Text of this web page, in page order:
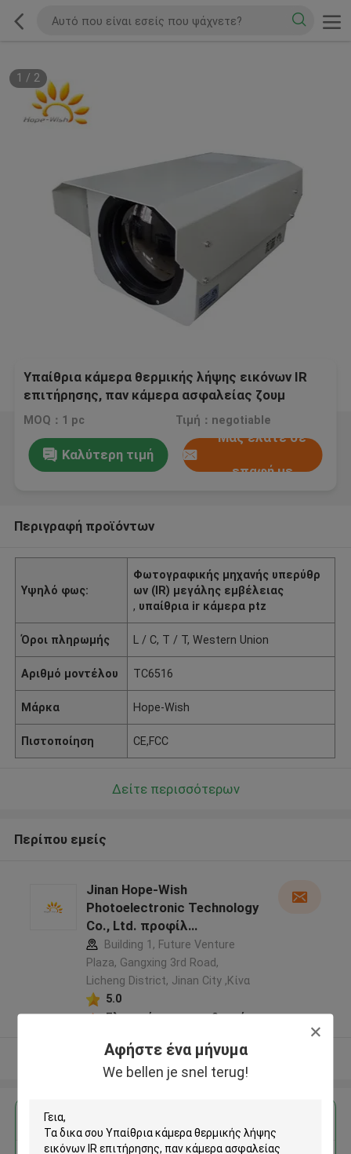
Αφήστε ένα μήνυμα
We bellen je snel terug!
1 / 2
Υπαίθρια κάμερα θερμικής λήψης εικόνων IR
επιτήρησης, παν κάμερα ασφαλείας ζουμ
κλίσης
MOQ：1 pc Τιμή：negotiable
Καλύτερη τιμή
Μας ελάτε σε
επαφή με
Περιγραφή προϊόντων
Υψηλό φως:
Φωτογραφικής μηχανής υπερύθρ
ων (IR) μεγάλης εμβέλειας
, υπαίθρια ir κάμερα ptz
Όροι πληρωμής L / C, T / T, Western Union
Αριθμό μοντέλου TC6516
Μάρκα Hope-Wish
Πιστοποίηση CE,FCC
Δείτε περισσότερων
Περίπου εμείς
Jinan Hope-Wish
Photoelectronic Technology
Co., Ltd. προφίλ
κατασκευαστή
Building 1, Future Venture
Plaza, Gangxing 3rd Road,
Licheng District, Jinan City ,Κίνα
5.0
Ελεγχμένος προμηθευτής
Δείτε περισσότερων
Αποκτήστε την καλύτερη τιμή για